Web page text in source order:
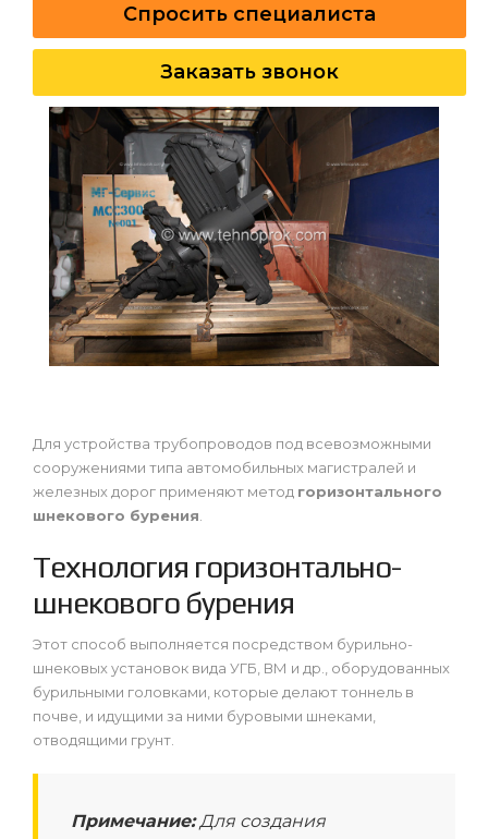
Спросить специалиста
Заказать звонок
Для устройства трубопроводов под всевозможными
сооружениями типа автомобильных магистралей и
железных дорог применяют метод горизонтального
шнекового бурения.
Технология горизонтально-
шнекового бурения
Этот способ выполняется посредством бурильно-
шнековых установок вида УГБ, ВМ и др., оборудованных
бурильными головками, которые делают тоннель в
почве, и идущими за ними буровыми шнеками,
отводящими грунт.
Примечание:Для создания